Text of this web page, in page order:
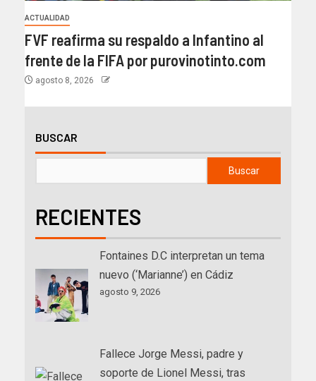
ACTUALIDAD
FVF reafirma su respaldo a Infantino al
frente de la FIFA por purovinotinto.com
agosto 8, 2026
BUSCAR
Buscar
RECIENTES
Fontaines D.C interpretan un tema
nuevo (‘Marianne’) en Cádiz
agosto 9, 2026
Fallece Jorge Messi, padre y
soporte de Lionel Messi, tras